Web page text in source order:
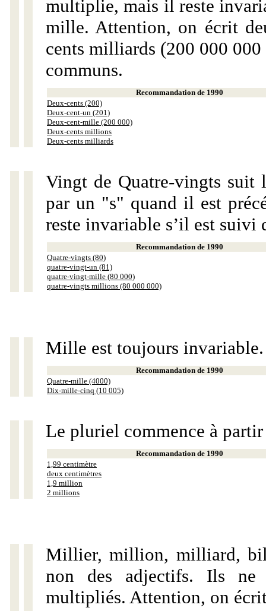
multiplie, mais il reste
mille. Attention, on écrit
cents milliards (200 000
communs.
Recommandation de 1990
Deux-cents (200)
Deux-cent-un (201)
Deux-cent-mille (200 000)
Deux-cents millions
Deux-cents milliards
Vingt de Quatre-vingts suit
par un "s" quand il est
reste invariable s’il est suivi
Recommandation de 1990
Quatre-vingts (80)
quatre-vingt-un (81)
quatre-vingt-mille (80 000)
quatre-vingts millions (80 000 000)
Mille est toujours invariable.
Recommandation de 1990
Quatre-mille (4000)
Dix-mille-cinq (10 005)
Le pluriel commence à
Recommandation de 1990
1,99 centimètre
deux centimètres
1,9 million
2 millions
Millier, million, milliard,
non des adjectifs. Ils ne
multipliés. Attention, on